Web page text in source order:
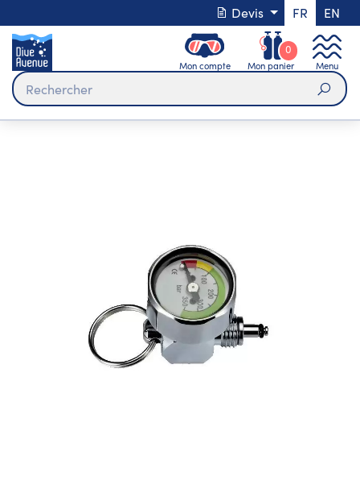
Devis FR EN
Mon compte Mon panier
0
Menu